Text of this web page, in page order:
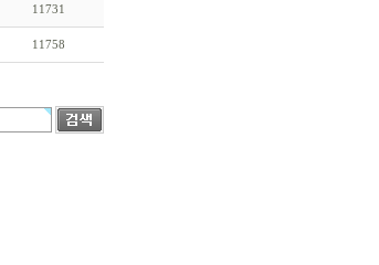
11731
11758